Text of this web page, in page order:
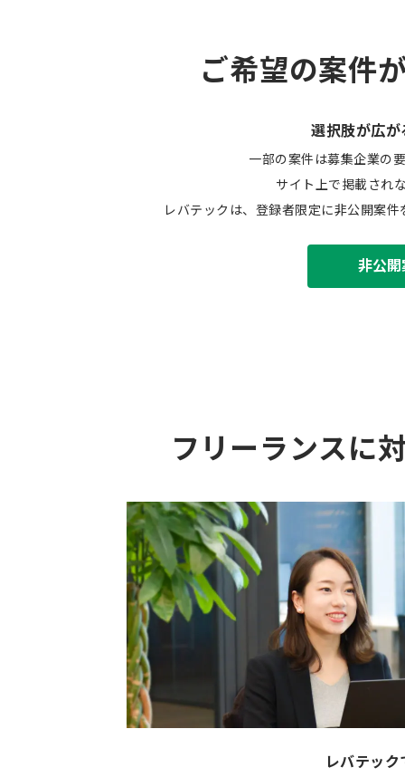
ご希望の案件
選択肢が広が
一部の案件は募集企業の
サイト上で掲載され
レバテックは、登録者限定に非公開案
非公
フリーランスに
レバテッ